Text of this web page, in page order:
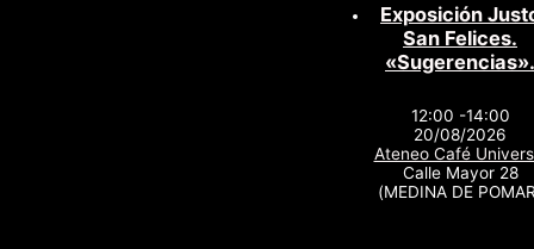
Exposición
San Felices.
«Sugerencias».
12:00 -14:00
20/08/2026
Ateneo Café
Calle Mayor 28
(MEDINA DE